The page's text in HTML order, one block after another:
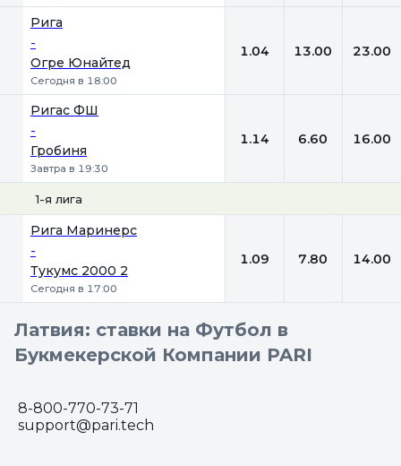
Рига
-
Огре Юнайтед
Сегодня в 18:00
1.04 13.00 23.00
Ригас ФШ
-
Гробиня
Завтра в 19:30
1.14 6.60 16.00
1-я лига
Рига Маринерс
-
Тукумс 2000 2
Сегодня в 17:00
1.09 7.80 14.00
Латвия: ставки на Футбол в
Букмекерской Компании PARI
8-800-770-73-71
support@pari.tech